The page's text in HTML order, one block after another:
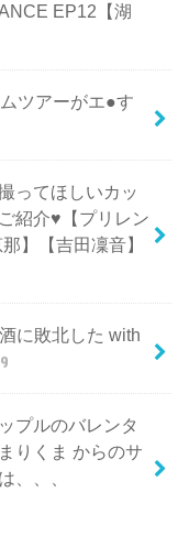
EP12【湖
ツアーがエ●す
ってほしいカッ
紹介♥【プリレン
】【吉田凜音】
に敗北した with
プルのバレンタ
りくま からのサ
、、、